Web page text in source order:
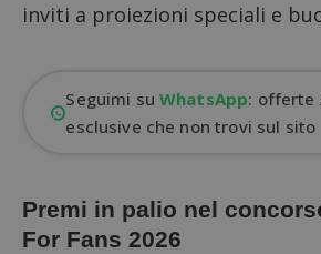
inviti a proiezioni speciali e
Seguimi suWhatsApp: offerte
esclusive che non trovi sul sito
Premi in palio nel
For Fans 2026